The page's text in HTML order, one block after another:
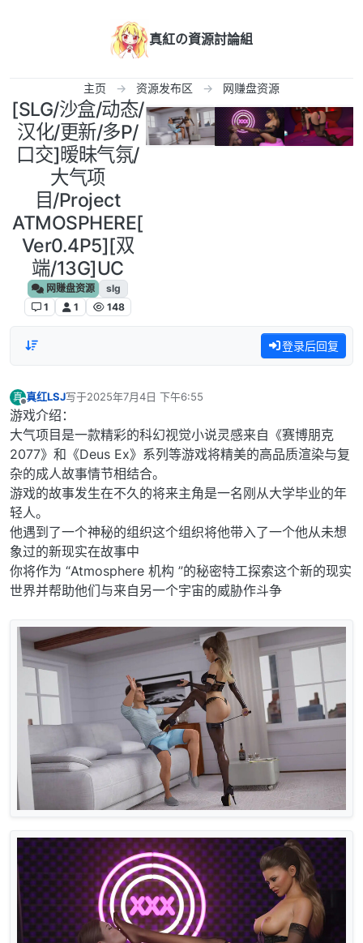
真紅の資源討論組
主页 资源发布区 网赚盘资源
[SLG/沙盒/动态/
汉化/更新/多P/
口交]暧昧气氛/
大气项
目/Project
ATMOSPHERE[
Ver0.4P5][双
端/13G]UC
网赚盘资源
slg
1
1 148
登录后回复
真
离线
真红LSJ写于2025年7月4日 下午6:55
最后由 编辑
游戏介绍：
大气项目是一款精彩的科幻视觉小说灵感来自《赛博朋克
2077》和《Deus Ex》系列等游戏将精美的高品质渲染与复
杂的成人故事情节相结合。
游戏的故事发生在不久的将来主角是一名刚从大学毕业的年
轻人。
他遇到了一个神秘的组织这个组织将他带入了一个他从未想
象过的新现实在故事中
你将作为 “Atmosphere 机构 ”的秘密特工探索这个新的现实
世界并帮助他们与来自另一个宇宙的威胁作斗争